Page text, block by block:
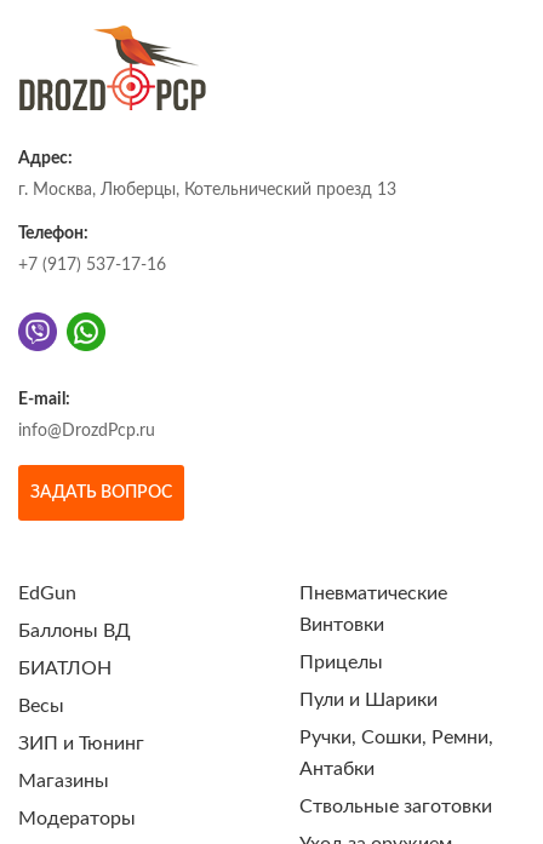
Адрес:
г. Москва, Люберцы, Котельнический проезд 13
Телефон:
+7 (917) 537-17-16
E-mail:
info@DrozdPcp.ru
ЗАДАТЬ ВОПРОС
EdGun
Баллоны ВД
БИАТЛОН
Весы
ЗИП и Тюнинг
Магазины
Модераторы
Пневматические
Винтовки
Прицелы
Пули и Шарики
Ручки, Сошки, Ремни,
Антабки
Ствольные заготовки